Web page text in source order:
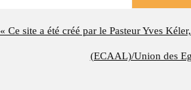
« Ce site a été créé par le Pasteur Yves
(ECAAL)/Union des